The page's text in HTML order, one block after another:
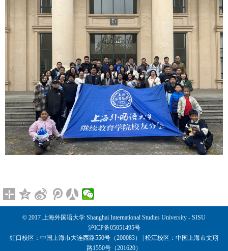
© 2017 上海外国语大学 Shanghai International Studies University - SISU
沪ICP备05051495号
虹口校区：中国上海市大连西路550号（200083） | 松江校区：中国上海市文翔
路1550号（201620）